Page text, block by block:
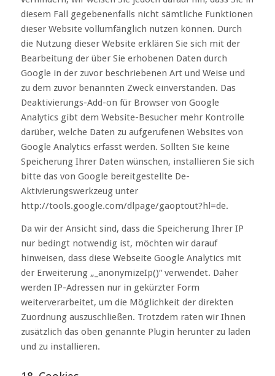
diesem Fall gegebenenfalls nicht sämtliche Funktionen
dieser Website vollumfänglich nutzen können. Durch
die Nutzung dieser Website erklären Sie sich mit der
Bearbeitung der über Sie erhobenen Daten durch
Google in der zuvor beschriebenen Art und Weise und
zu dem zuvor benannten Zweck einverstanden. Das
Deaktivierungs-Add-on für Browser von Google
Analytics gibt dem Website-Besucher mehr Kontrolle
darüber, welche Daten zu aufgerufenen Websites von
Google Analytics erfasst werden. Sollten Sie keine
Speicherung Ihrer Daten wünschen, installieren Sie sich
bitte das von Google bereitgestellte De-
Aktivierungswerkzeug unter
http://tools.google.com/dlpage/gaoptout?hl=de.
Da wir der Ansicht sind, dass die Speicherung Ihrer IP
nur bedingt notwendig ist, möchten wir darauf
hinweisen, dass diese Webseite Google Analytics mit
der Erweiterung „_anonymizeIp()“ verwendet. Daher
werden IP-Adressen nur in gekürzter Form
weiterverarbeitet, um die Möglichkeit der direkten
Zuordnung auszuschließen. Trotzdem raten wir Ihnen
zusätzlich das oben genannte Plugin herunter zu laden
und zu installieren.